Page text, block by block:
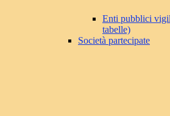
Enti pubblici
tabelle)
Società partecipate